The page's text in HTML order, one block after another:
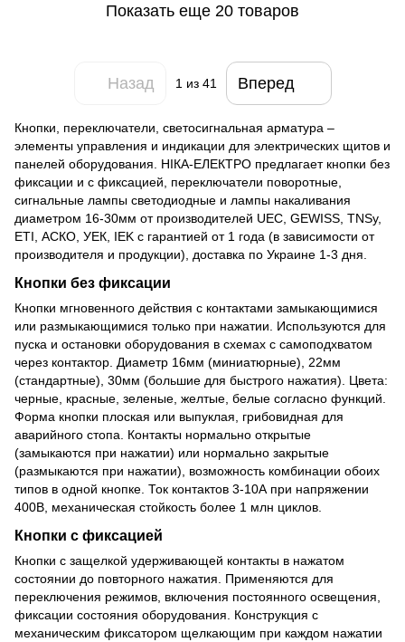
Показать еще 20 товаров
Назад 1 из 41 Вперед
Кнопки, переключатели, светосигнальная арматура –
элементы управления и индикации для электрических щитов и
панелей оборудования. НІКА-ЕЛЕКТРО предлагает кнопки без
фиксации и с фиксацией, переключатели поворотные,
сигнальные лампы светодиодные и лампы накаливания
диаметром 16-30мм от производителей UEC, GEWISS, TNSy,
ETI, АСКО, УЕК, IEK с гарантией от 1 года (в зависимости от
производителя и продукции), доставка по Украине 1-3 дня.
Кнопки без фиксации
Кнопки мгновенного действия с контактами замыкающимися
или размыкающимися только при нажатии. Используются для
пуска и остановки оборудования в схемах с самоподхватом
через контактор. Диаметр 16мм (миниатюрные), 22мм
(стандартные), 30мм (большие для быстрого нажатия). Цвета:
черные, красные, зеленые, желтые, белые согласно функций.
Форма кнопки плоская или выпуклая, грибовидная для
аварийного стопа. Контакты нормально открытые
(замыкаются при нажатии) или нормально закрытые
(размыкаются при нажатии), возможность комбинации обоих
типов в одной кнопке. Ток контактов 3-10А при напряжении
400В, механическая стойкость более 1 млн циклов.
Кнопки с фиксацией
Кнопки с защелкой удерживающей контакты в нажатом
состоянии до повторного нажатия. Применяются для
переключения режимов, включения постоянного освещения,
фиксации состояния оборудования. Конструкция с
механическим фиксатором щелкающим при каждом нажатии